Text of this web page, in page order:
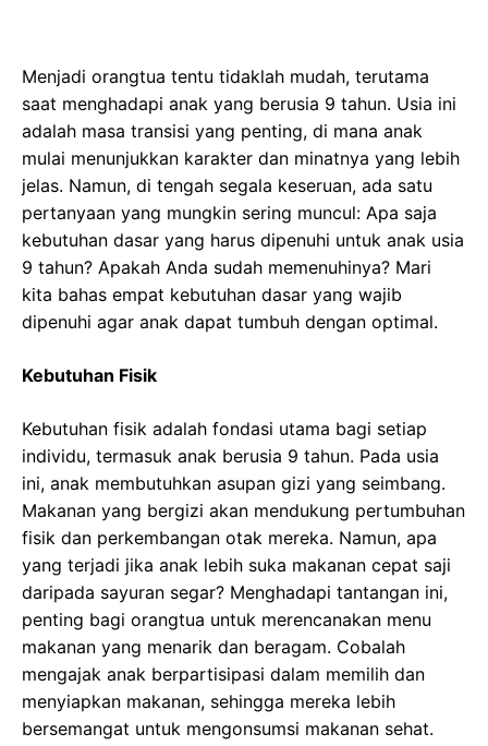
Menjadi orangtua tentu tidaklah mudah, terutama
saat menghadapi anak yang berusia 9 tahun. Usia ini
adalah masa transisi yang penting, di mana anak
mulai menunjukkan karakter dan minatnya yang lebih
jelas. Namun, di tengah segala keseruan, ada satu
pertanyaan yang mungkin sering muncul: Apa saja
kebutuhan dasar yang harus dipenuhi untuk anak usia
9 tahun? Apakah Anda sudah memenuhinya? Mari
kita bahas empat kebutuhan dasar yang wajib
dipenuhi agar anak dapat tumbuh dengan optimal.
Kebutuhan Fisik
Kebutuhan fisik adalah fondasi utama bagi setiap
individu, termasuk anak berusia 9 tahun. Pada usia
ini, anak membutuhkan asupan gizi yang seimbang.
Makanan yang bergizi akan mendukung pertumbuhan
fisik dan perkembangan otak mereka. Namun, apa
yang terjadi jika anak lebih suka makanan cepat saji
daripada sayuran segar? Menghadapi tantangan ini,
penting bagi orangtua untuk merencanakan menu
makanan yang menarik dan beragam. Cobalah
mengajak anak berpartisipasi dalam memilih dan
menyiapkan makanan, sehingga mereka lebih
bersemangat untuk mengonsumsi makanan sehat.